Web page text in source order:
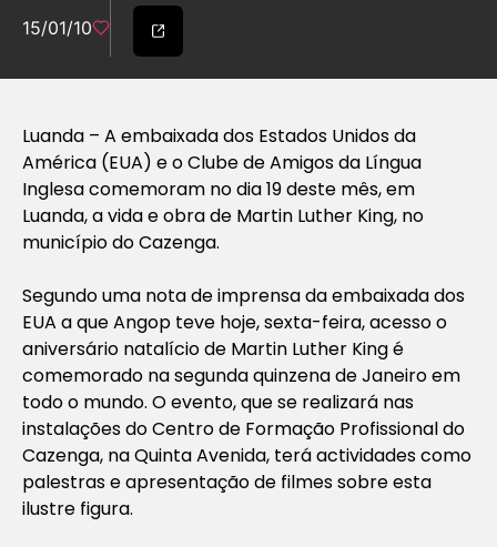
15/01/10
Luanda – A embaixada dos Estados Unidos da
América (EUA) e o Clube de Amigos da Língua
Inglesa comemoram no dia 19 deste mês, em
Luanda, a vida e obra de Martin Luther King, no
município do Cazenga.
Segundo uma nota de imprensa da embaixada dos
EUA a que Angop teve hoje, sexta-feira, acesso o
aniversário natalício de Martin Luther King é
comemorado na segunda quinzena de Janeiro em
todo o mundo. O evento, que se realizará nas
instalações do Centro de Formação Profissional do
Cazenga, na Quinta Avenida, terá actividades como
palestras e apresentação de filmes sobre esta
ilustre figura.